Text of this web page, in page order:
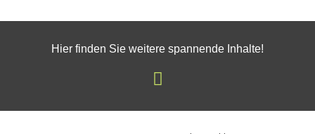
Hier finden Sie weitere spannende Inhalte!
I
s